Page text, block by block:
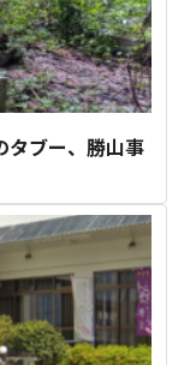
タブー、勝山事